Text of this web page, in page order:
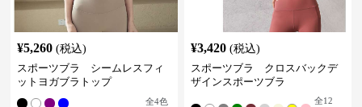
¥5,260 (税込)
スポーツブラ シームレスフィ
ットヨガブラトップ
全4色
¥3,420 (税込)
スポーツブラ クロスバックデ
ザインスポーツブラ
全12